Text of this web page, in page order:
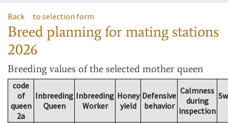
Back to selection form
Breed planning for mating stations
2026
Breeding values of the selected mother queen
code
of
queen
2a
Inbreeding
Queen
Inbreeding
Worker
Honey
yield
Defensive
behavior
Calmness
during
inspection